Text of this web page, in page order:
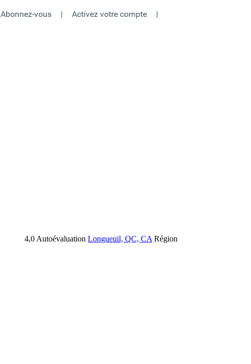
Abonnez-vous | Activez votre compte |
4,0 Autoévaluation Longueuil, QC, CA Région